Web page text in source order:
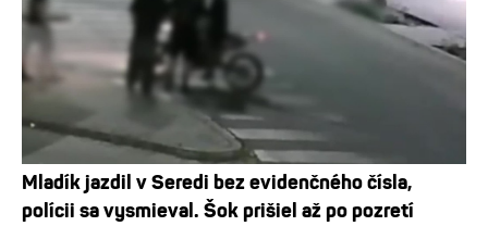
Mladík jazdil v Seredi bez evidenčného čísla,
polícii sa vysmieval. Šok prišiel až po pozretí